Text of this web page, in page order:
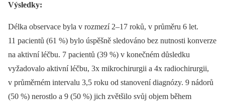
Výsledky:
Délka observace byla v rozmezí 2–17 roků, v průměru 6 let.
11 pacientů (61 %) bylo úspěšně sledováno bez nutnosti konverze
na aktivní léčbu. 7 pacientů (39 %) v konečném důsledku
vyžadovalo aktivní léčbu, 3x mikrochirurgii a 4x radiochirurgii,
v průměrném intervalu 3,5 roku od stanovení diagnózy. 9 nádorů
(50 %) nerostlo a 9 (50 %) jich zvětšilo svůj objem během